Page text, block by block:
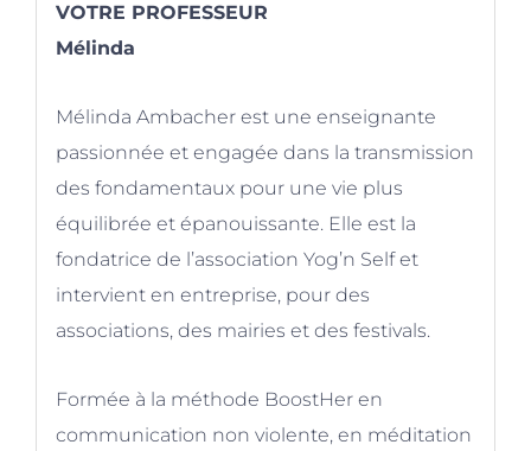
VOTRE PROFESSEUR
Mélinda
Mélinda Ambacher est une enseignante
passionnée et engagée dans la transmission
des fondamentaux pour une vie plus
équilibrée et épanouissante. Elle est la
fondatrice de l’association Yog’n Self et
intervient en entreprise, pour des
associations, des mairies et des festivals.
Formée à la méthode BoostHer en
communication non violente, en méditation